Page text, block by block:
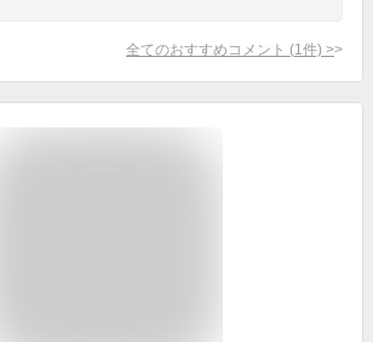
全てのおすすめコメント (1 件) >